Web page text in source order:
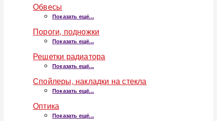
Обвесы
Показать ещё...
Пороги, подножки
Показать ещё...
Решетки радиатора
Показать ещё...
Спойлеры, накладки на стекла
Показать ещё...
Оптика
Показать ещё...